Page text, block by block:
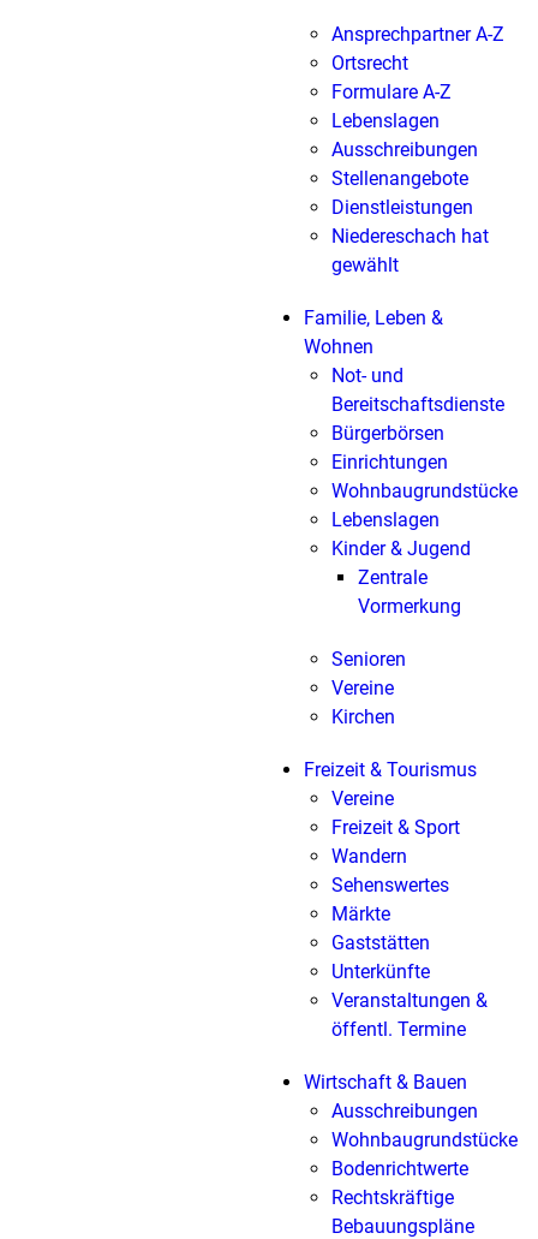
Ansprechpartner A-Z
Ortsrecht
Formulare A-Z
Lebenslagen
Ausschreibungen
Stellenangebote
Dienstleistungen
Niedereschach hat
gewählt
Familie, Leben &
Wohnen
Not- und
Bereitschaftsdienste
Bürgerbörsen
Einrichtungen
Wohnbaugrundstücke
Lebenslagen
Kinder & Jugend
Zentrale
Vormerkung
Senioren
Vereine
Kirchen
Freizeit & Tourismus
Vereine
Freizeit & Sport
Wandern
Sehenswertes
Märkte
Gaststätten
Unterkünfte
Veranstaltungen &
öffentl. Termine
Wirtschaft & Bauen
Ausschreibungen
Wohnbaugrundstücke
Bodenrichtwerte
Rechtskräftige
Bebauungspläne